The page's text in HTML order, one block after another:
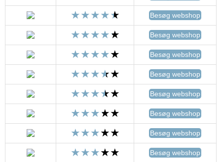
Besøg webshop
Besøg webshop
Besøg webshop
Besøg webshop
Besøg webshop
Besøg webshop
Besøg webshop
Besøg webshop